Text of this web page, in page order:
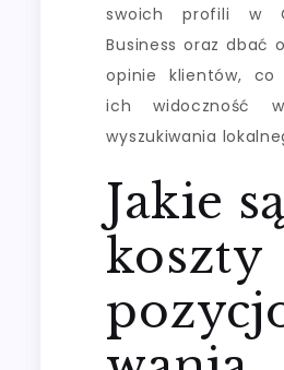
swoich profili w
Business oraz dbać
opinie klientów, co
ich widoczność
wyszukiwania
Jakie
koszty